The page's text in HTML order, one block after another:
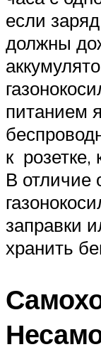
если
должны
питанием
к розетке,
В отличие
заправки
хранить